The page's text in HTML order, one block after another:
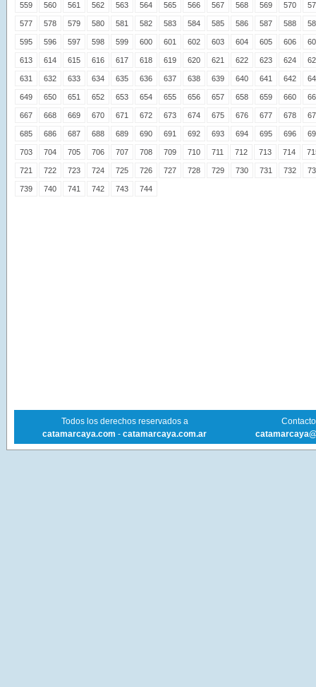
559 560 561 562 563 564 565 566 567 568 569 570
577 578 579 580 581 582 583 584 585 586 587 588
595 596 597 598 599 600 601 602 603 604 605 606
613 614 615 616 617 618 619 620 621 622 623 624
631 632 633 634 635 636 637 638 639 640 641 642
649 650 651 652 653 654 655 656 657 658 659 660
667 668 669 670 671 672 673 674 675 676 677 678
685 686 687 688 689 690 691 692 693 694 695 696
703 704 705 706 707 708 709 710 711 712 713 714
721 722 723 724 725 726 727 728 729 730 731 732
739 740 741 742 743 744
Todos los derechos reservados a
catamarcaya.com - catamarcaya.com.ar